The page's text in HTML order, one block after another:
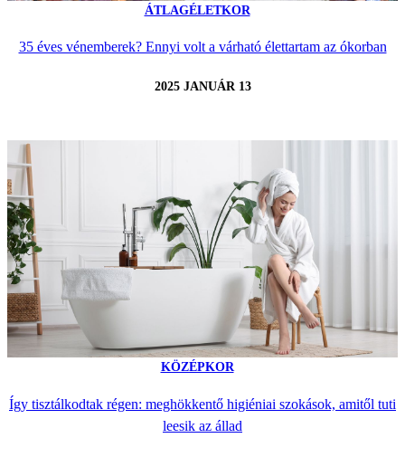
ÁTLAGÉLETKOR
35 éves vénemberek? Ennyi volt a várható élettartam az ókorban
2025 JANUÁR 13
KÖZÉPKOR
Így tisztálkodtak régen: meghökkentő higiéniai szokások, amitől tuti
leesik az állad